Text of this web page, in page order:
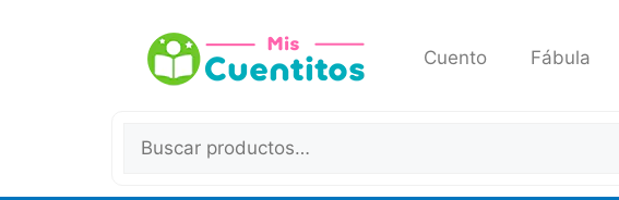
Cuento Fábula